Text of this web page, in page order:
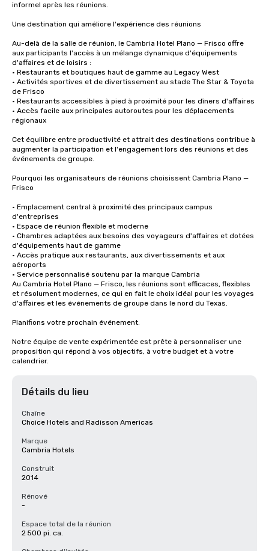
informel après les réunions.
Une destination qui améliore l'expérience des réunions
Au-delà de la salle de réunion, le Cambria Hotel Plano — Frisco offre
aux participants l'accès à un mélange dynamique d'équipements
d'affaires et de loisirs :
• Restaurants et boutiques haut de gamme au Legacy West
• Activités sportives et de divertissement au stade The Star & Toyota
de Frisco
• Restaurants accessibles à pied à proximité pour les dîners d'affaires
• Accès facile aux principales autoroutes pour les déplacements
régionaux
Cet équilibre entre productivité et attrait des destinations contribue à
augmenter la participation et l'engagement lors des réunions et des
événements de groupe.
Pourquoi les organisateurs de réunions choisissent Cambria Plano —
Frisco
• Emplacement central à proximité des principaux campus
d'entreprises
• Espace de réunion flexible et moderne
• Chambres adaptées aux besoins des voyageurs d'affaires et dotées
d'équipements haut de gamme
• Accès pratique aux restaurants, aux divertissements et aux
aéroports
• Service personnalisé soutenu par la marque Cambria
Au Cambria Hotel Plano — Frisco, les réunions sont efficaces, flexibles
et résolument modernes, ce qui en fait le choix idéal pour les voyages
d'affaires et les événements de groupe dans le nord du Texas.
Planifions votre prochain événement.
Notre équipe de vente expérimentée est prête à personnaliser une
proposition qui répond à vos objectifs, à votre budget et à votre
calendrier.
Détails du lieu
Chaîne
Choice Hotels and Radisson Americas
Marque
Cambria Hotels
Construit
2014
Rénové
-
Espace total de la réunion
2 500 pi. ca.